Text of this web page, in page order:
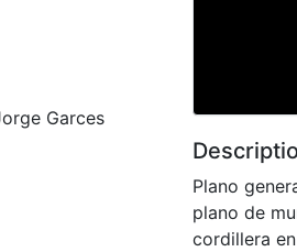
Garces
Plano
plano de
cordillera